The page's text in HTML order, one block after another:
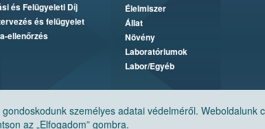
személyes adatai védelméről. Weboldalunk
az „Elfogadom” gombra.
és Felügyeleti Díj
és felügyelet
ellenőrzés
Élelmiszer
Állat
Növény
Laboratóriumok
Labor/Egyéb